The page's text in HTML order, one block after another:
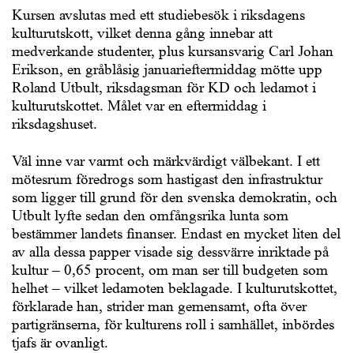
Kursen avslutas med ett studiebesök i riksdagens
kulturutskott, vilket denna gång innebar att
medverkande studenter, plus kursansvarig Carl Johan
Erikson, en gråblåsig januarieftermiddag mötte upp
Roland Utbult, riksdagsman för KD och ledamot i
kulturutskottet. Målet var en eftermiddag i
riksdagshuset.
Väl inne var varmt och märkvärdigt välbekant. I ett
mötesrum föredrogs som hastigast den infrastruktur
som ligger till grund för den svenska demokratin, och
Utbult lyfte sedan den omfångsrika lunta som
bestämmer landets finanser. Endast en mycket liten del
av alla dessa papper visade sig dessvärre inriktade på
kultur – 0,65 procent, om man ser till budgeten som
helhet – vilket ledamoten beklagade. I kulturutskottet,
förklarade han, strider man gemensamt, ofta över
partigränserna, för kulturens roll i samhället, inbördes
tjafs är ovanligt.